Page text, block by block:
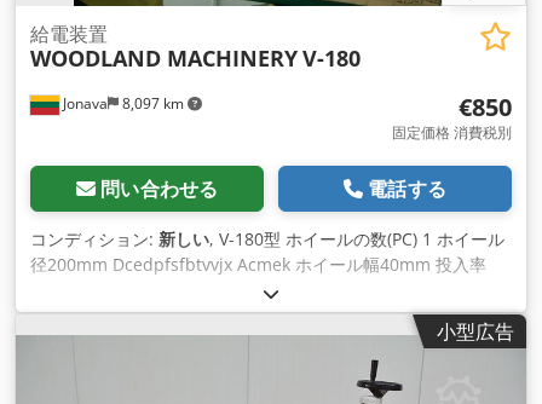
Jonava 8,097 km
給電装置
WOODLAND MACHINERYV-180
€850
固定価格 消費税別
問い合わせる 電話する
コンディション: 新しい, V-180型 ホイールの数(PC) 1 ホイール
径200mm Dcedpfsfbtvvjx Acmek ホイール幅40mm 投入率
0,9¬21,2（A25B40 モーター出力 0,75 kW マシンフレーム - ア
ルミ鋳造 搬送寸法 632x332x222 mm 重量 20,1kg
小型広告